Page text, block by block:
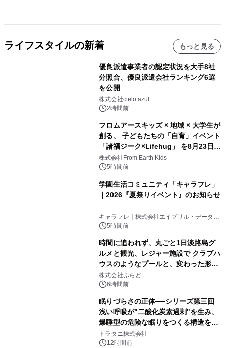
ライフスタイルの新着 もっと見る
優良派遣事業者の認定状況を大手8社
分照合、優良派遣会社ランキング6選
を公開
株式会社cielo azul
2時間前
フロムアースキッズ × 地域 × 大学生が
創る、 子どもたちの「自育」イベント
「諸福ジーク×Lifehug」 を8月23日
(日)開催
株式会社From Earth Kids
5時間前
学園生活コミュニティ「キャラフレ」
｜2026『夏祭りイベント』のお知らせ
キャラフレ｜株式会社エイプリル・データ・
デザインズ
5時間前
時間に追われず、丸ごと1日淡路島グ
ルメと観光、レジャー施設で クラブハ
ウスのようなプールと、変わった形の
サウナも 「THE BOXY AWAJI」のお
得な素泊まり連泊プランで
株式会社ぷらど
6時間前
眠りづらさの正体──シリーズ第三回
浅い呼吸が"二酸化炭素過剰"を生み、
爆睡型の危険な眠りをつくる構造を解
説
トラタニ株式会社
12時間前